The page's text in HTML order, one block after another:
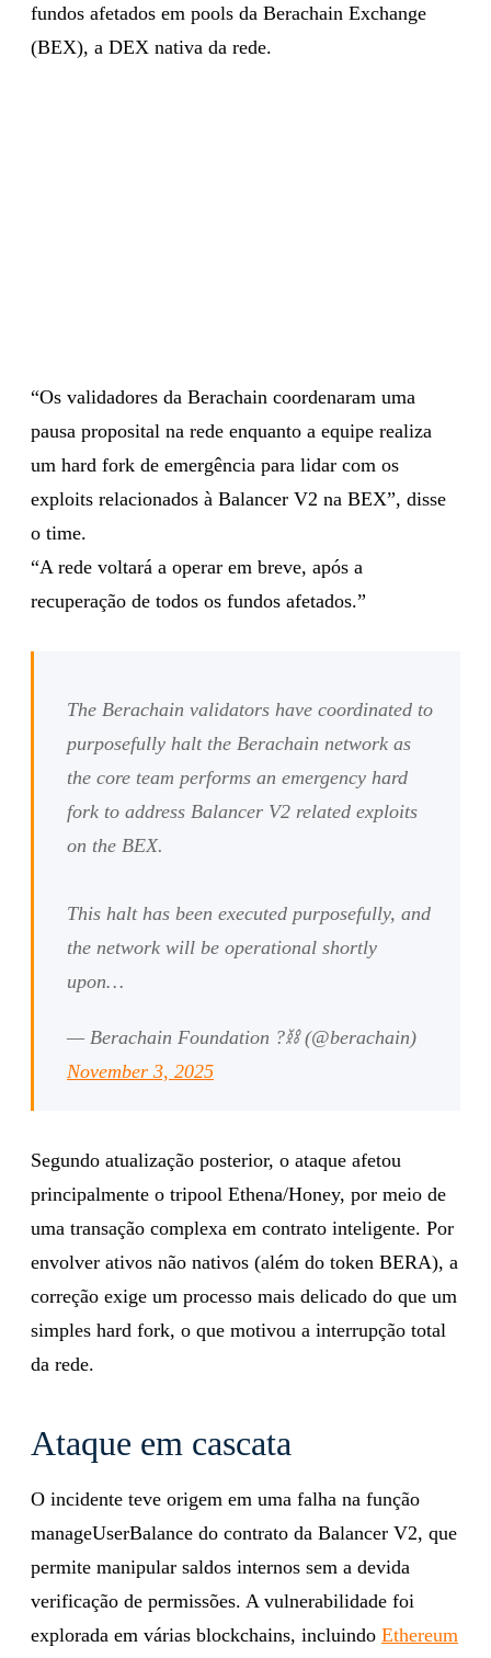
fundos afetados em pools da Berachain Exchange
(BEX), a DEX nativa da rede.
“Os validadores da Berachain coordenaram uma
pausa proposital na rede enquanto a equipe realiza
um hard fork de emergência para lidar com os
exploits relacionados à Balancer V2 na BEX”, disse
o time.
“A rede voltará a operar em breve, após a
recuperação de todos os fundos afetados.”
The Berachain validators have coordinated to
purposefully halt the Berachain network as
the core team performs an emergency hard
fork to address Balancer V2 related exploits
on the BEX.
This halt has been executed purposefully, and
the network will be operational shortly
upon…
— Berachain Foundation ?⛓ (@berachain)
November 3, 2025
Segundo atualização posterior, o ataque afetou
principalmente o tripool Ethena/Honey, por meio de
uma transação complexa em contrato inteligente. Por
envolver ativos não nativos (além do token BERA), a
correção exige um processo mais delicado do que um
simples hard fork, o que motivou a interrupção total
da rede.
Ataque em cascata
O incidente teve origem em uma falha na função
manageUserBalance do contrato da Balancer V2, que
permite manipular saldos internos sem a devida
verificação de permissões. A vulnerabilidade foi
explorada em várias blockchains, incluindo Ethereum